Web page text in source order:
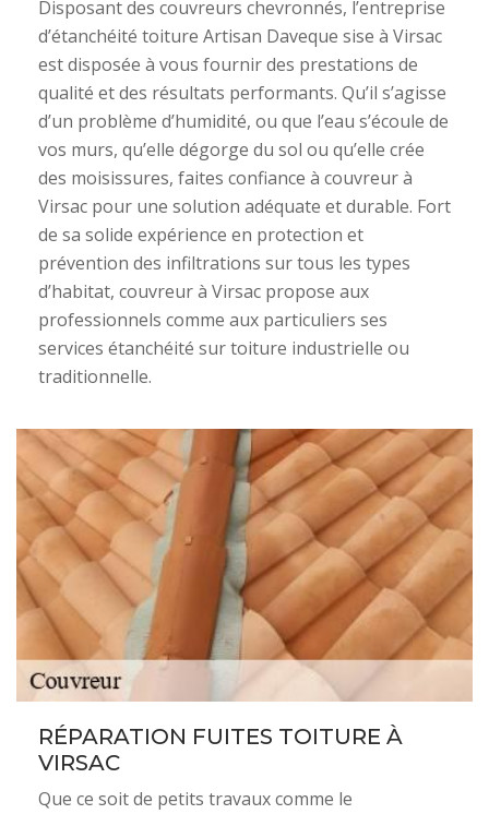
Disposant des couvreurs chevronnés, l’entreprise
d’étanchéité toiture Artisan Daveque sise à Virsac
est disposée à vous fournir des prestations de
qualité et des résultats performants. Qu’il s’agisse
d’un problème d’humidité, ou que l’eau s’écoule de
vos murs, qu’elle dégorge du sol ou qu’elle crée
des moisissures, faites confiance à couvreur à
Virsac pour une solution adéquate et durable. Fort
de sa solide expérience en protection et
prévention des infiltrations sur tous les types
d’habitat, couvreur à Virsac propose aux
professionnels comme aux particuliers ses
services étanchéité sur toiture industrielle ou
traditionnelle.
RÉPARATION FUITES TOITURE À
VIRSAC
Que ce soit de petits travaux comme le